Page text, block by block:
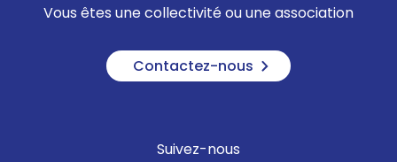
Vous êtes une collectivité ou une association
Contactez-nous
Suivez-nous